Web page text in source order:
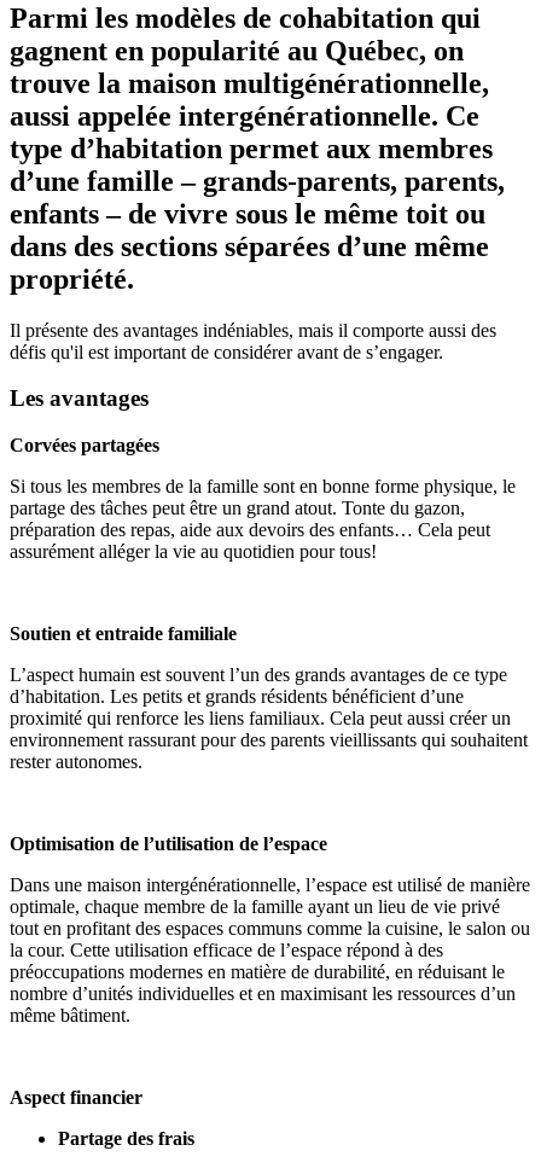
Parmi les modèles de cohabitation qui
gagnent en popularité au Québec, on
trouve la maison multigénérationnelle,
aussi appelée intergénérationnelle. Ce
type d’habitation permet aux membres
d’une famille – grands-parents, parents,
enfants – de vivre sous le même toit ou
dans des sections séparées d’une même
propriété.
Il présente des avantages indéniables, mais il comporte aussi des
défis qu'il est important de considérer avant de s’engager.
Les avantages
Corvées partagées
Si tous les membres de la famille sont en bonne forme physique, le
partage des tâches peut être un grand atout. Tonte du gazon,
préparation des repas, aide aux devoirs des enfants… Cela peut
assurément alléger la vie au quotidien pour tous!
Soutien et entraide familiale
L’aspect humain est souvent l’un des grands avantages de ce type
d’habitation. Les petits et grands résidents bénéficient d’une
proximité qui renforce les liens familiaux. Cela peut aussi créer un
environnement rassurant pour des parents vieillissants qui souhaitent
rester autonomes.
Optimisation de l’utilisation de l’espace
Dans une maison intergénérationnelle, l’espace est utilisé de manière
optimale, chaque membre de la famille ayant un lieu de vie privé
tout en profitant des espaces communs comme la cuisine, le salon ou
la cour. Cette utilisation efficace de l’espace répond à des
préoccupations modernes en matière de durabilité, en réduisant le
nombre d’unités individuelles et en maximisant les ressources d’un
même bâtiment.
Aspect financier
Partage des frais